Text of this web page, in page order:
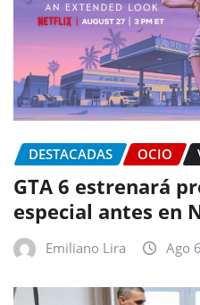
DESTACADAS OCIO
GTA 6 estrenará
especial antes en
Emiliano Lira Ago